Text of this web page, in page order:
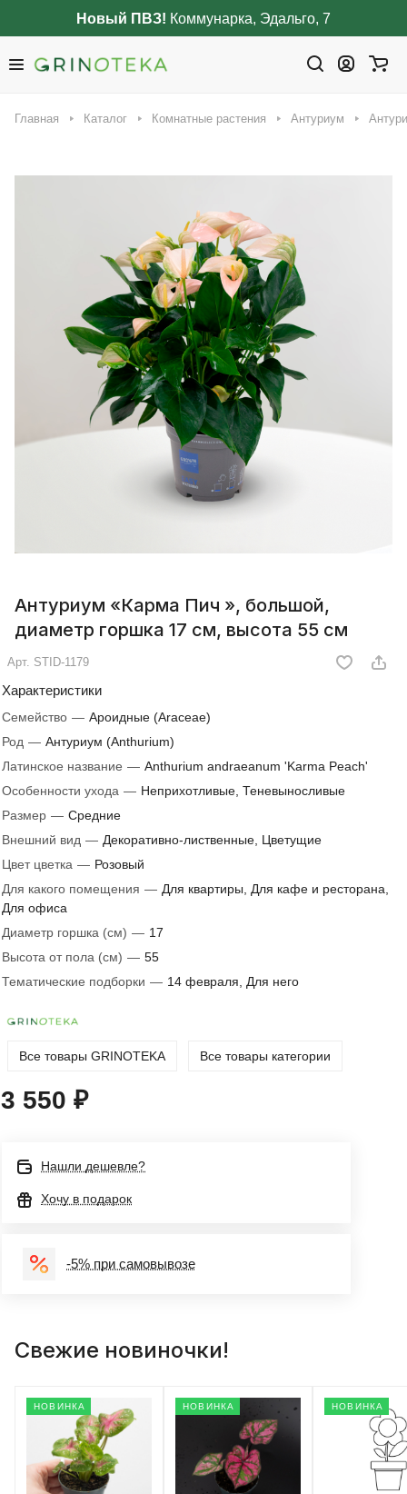
Новый ПВЗ! Коммунарка, Эдальго, 7
Главная Каталог Комнатные растения Антуриум
Антуриум «Карма Пич », большой,
диаметр горшка 17 см, высота 55 см
Арт. STID-1179
Характеристики
Семейство — Ароидные (Araceae)
Род — Антуриум (Anthurium)
Латинское название — Anthurium andraeanum 'Karma Peach'
Особенности ухода — Неприхотливые, Теневыносливые
Размер — Средние
Внешний вид — Декоративно-лиственные, Цветущие
Цвет цветка — Розовый
Для какого помещения — Для квартиры, Для кафе и ресторана,
Для офиса
Диаметр горшка (см) — 17
Высота от пола (см) — 55
Тематические подборки — 14 февраля, Для него
Все товары GRINOTEKA Все товары категории
3 550 ₽
Нашли дешевле?
Хочу в подарок
-5% при самовывозе
Свежие новиночки!
НОВИНКА НОВИНКА НОВИНКА